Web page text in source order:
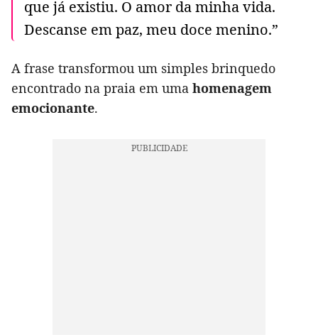
que já existiu. O amor da minha vida.
Descanse em paz, meu doce menino.”
A frase transformou um simples brinquedo
encontrado na praia em uma homenagem
emocionante.